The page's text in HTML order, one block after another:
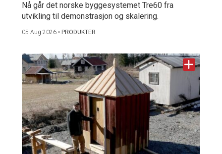
Nå går det norske byggesystemet Tre60 fra
utvikling til demonstrasjon og skalering.
05 Aug 2026 • PRODUKTER